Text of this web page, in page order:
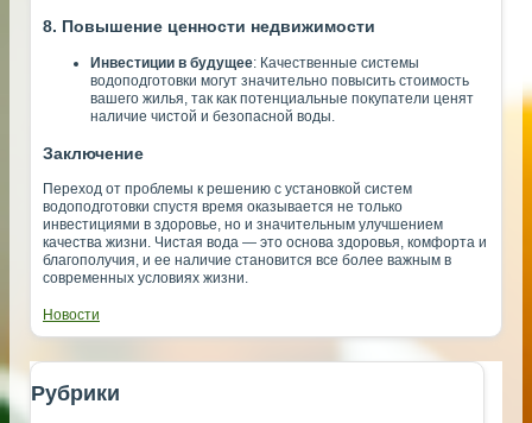
8. Повышение ценности недвижимости
Инвестиции в будущее: Качественные системы
водоподготовки могут значительно повысить стоимость
вашего жилья, так как потенциальные покупатели ценят
наличие чистой и безопасной воды.
Заключение
Переход от проблемы к решению с установкой систем
водоподготовки спустя время оказывается не только
инвестициями в здоровье, но и значительным улучшением
качества жизни. Чистая вода — это основа здоровья, комфорта и
благополучия, и ее наличие становится все более важным в
современных условиях жизни.
Новости
Рубрики